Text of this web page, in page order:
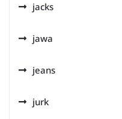
jacks
jawa
jeans
jurk